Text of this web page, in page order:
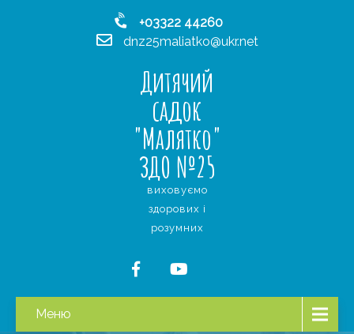
+03322 44260
dnz25maliatko@ukr.net
Дитячий
садок
"Малятко"
ЗДО №25
виховуємо
здорових і
розумних
Меню